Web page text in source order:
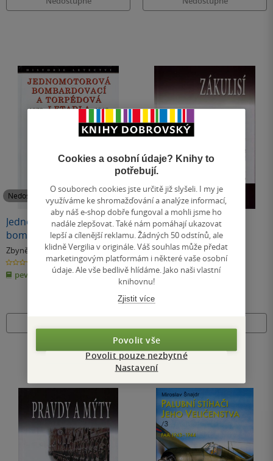
Nedostupné
Jednomotorová
bombardovací a
torpédová letadla 1939 -
1945
Zbyněk Válka
0.0
z
5
hvězdiček
pevná vazba
Nedostupné
Zákulisí třetí říše
Zbyněk Válka
0.0
z
5
hvězdiček
pevná vazba
Cookies a osobní údaje? Knihy to
potřebují.
O souborech cookies jste určitě již slyšeli. I my je
využíváme ke shromažďování a analýze informací,
aby náš e-shop dobře fungoval a mohli jsme ho
nadále zlepšovat. Také nám pomáhají ukazovat
lepší a cílenější reklamu. Žádných 50 odstínů, ale
klidně Vergilia v originále. Váš souhlas může předat
marketingovým platformám i některé vaše osobní
údaje. Ale vše bedlivě hlídáme. Jako naši vlastní
knihovnu!
Zjistit více
Povolit vše
Povolit pouze nezbytné
Nastavení